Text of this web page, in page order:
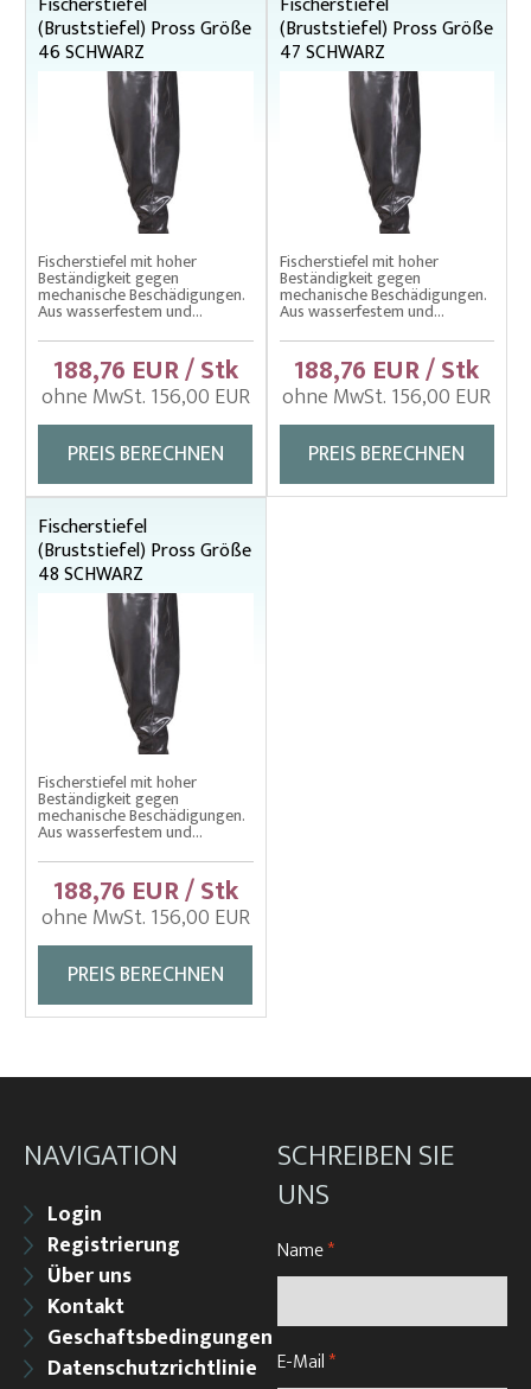
(Bruststiefel) Pross Größe
46 SCHWARZ
Fischerstiefel mit hoher
Beständigkeit gegen
mechanische Beschädigungen.
Aus wasserfestem und...
188,76 EUR / Stk
ohne MwSt. 156,00 EUR
PREIS BERECHNEN
(Bruststiefel) Pross Größe
47 SCHWARZ
Fischerstiefel mit hoher
Beständigkeit gegen
mechanische Beschädigungen.
Aus wasserfestem und...
188,76 EUR / Stk
ohne MwSt. 156,00 EUR
PREIS BERECHNEN
Fischerstiefel
(Bruststiefel) Pross Größe
48 SCHWARZ
Fischerstiefel mit hoher
Beständigkeit gegen
mechanische Beschädigungen.
Aus wasserfestem und...
188,76 EUR / Stk
ohne MwSt. 156,00 EUR
PREIS BERECHNEN
NAVIGATION
Login
Registrierung
Über uns
Kontakt
Geschaftsbedingungen
Datenschutzrichtlinie
SCHREIBEN SIE
UNS
Name*
E-Mail*